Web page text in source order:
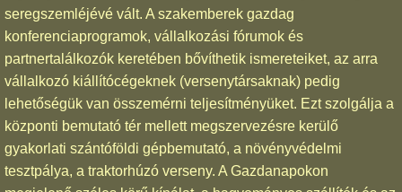
seregszemléjévé vált. A szakemberek gazdag
konferenciaprogramok, vállalkozási fórumok és
partnertalálkozók keretében bővíthetik ismereteiket, az arra
vállalkozó kiállítócégeknek (versenytársaknak) pedig
lehetőségük van összemérni teljesítményüket. Ezt szolgálja a
központi bemutató tér mellett megszervezésre kerülő
gyakorlati szántóföldi gépbemutató, a növényvédelmi
tesztpálya, a traktorhúzó verseny. A Gazdanapokon